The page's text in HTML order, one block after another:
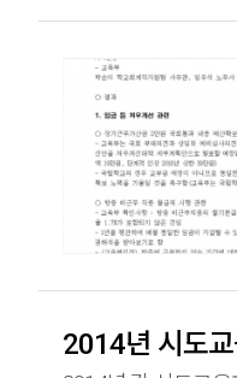
2014년 시도